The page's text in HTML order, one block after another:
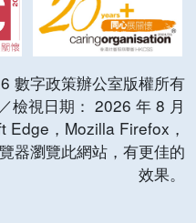
數字政策辦公室版權所有
檢視日期： 2026 年 8 月
Edge，Mozilla Firefox，
器瀏覽此網站，有更佳的
效果。